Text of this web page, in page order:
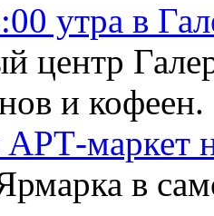
утра в
центр
и кофеен.
маркет
в